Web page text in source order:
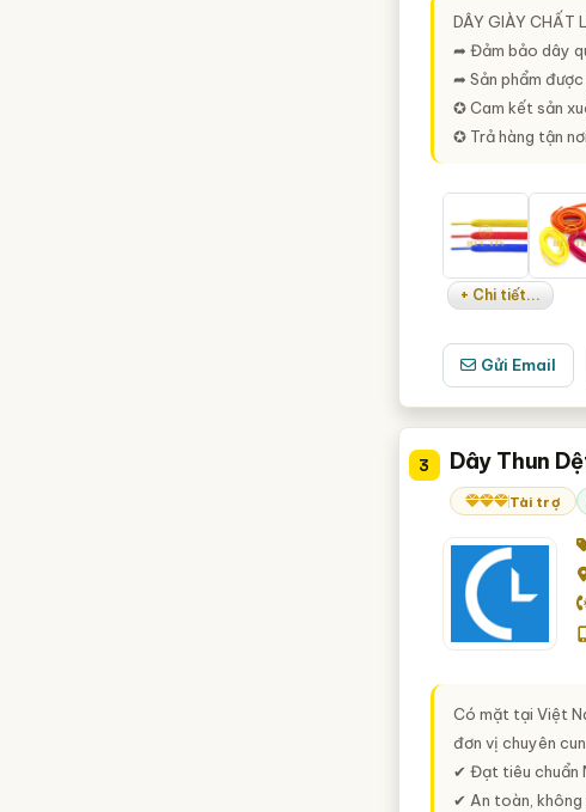
DÂY GIÀY CHẤT
➦ Đảm bảo dây
➦ Sản phẩm
✪ Cam kết sản
✪ Trả hàng tận
+ Chi tiết...
Gửi Email
3 Dây Thun
Tài trợ
Có mặt tại Việt
đơn vị chuyên
✔ Đạt tiêu chuẩn
✔ An toàn,